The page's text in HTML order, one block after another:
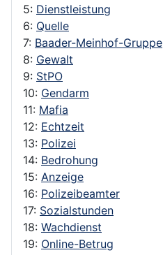
5: Dienstleistung
6: Quelle
7: Baader-Meinhof-Gruppe
8: Gewalt
9: StPO
10: Gendarm
11: Mafia
12: Echtzeit
13: Polizei
14: Bedrohung
15: Anzeige
16: Polizeibeamter
17: Sozialstunden
18: Wachdienst
19: Online-Betrug